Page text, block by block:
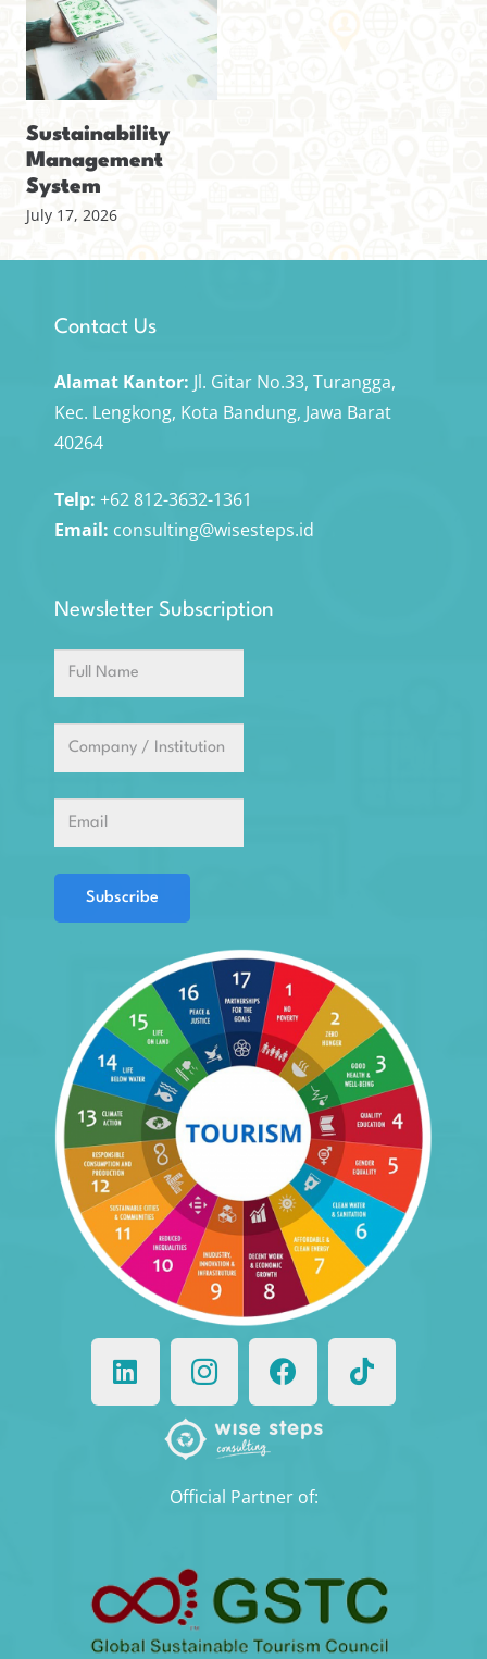
Sustainability
Management
System
July 17, 2026
Contact Us
Alamat Kantor: Jl. Gitar No.33, Turangga,
Kec. Lengkong, Kota Bandung, Jawa Barat
40264
Telp: +62 812-3632-1361
Email: consulting@wisesteps.id
Newsletter Subscription
Official Partner of: